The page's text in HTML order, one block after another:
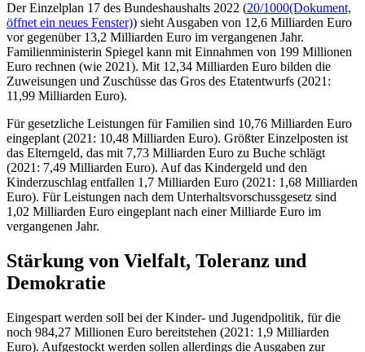
Der Einzelplan 17 des Bundeshaushalts 2022 (20/1000(Dokument,
öffnet ein neues Fenster)) sieht Ausgaben von 12,6 Milliarden Euro
vor gegenüber 13,2 Milliarden Euro im vergangenen Jahr.
Familienministerin Spiegel kann mit Einnahmen von 199 Millionen
Euro rechnen (wie 2021). Mit 12,34 Milliarden Euro bilden die
Zuweisungen und Zuschüsse das Gros des Etatentwurfs (2021:
11,99 Milliarden Euro).
Für gesetzliche Leistungen für Familien sind 10,76 Milliarden Euro
eingeplant (2021: 10,48 Milliarden Euro). Größter Einzelposten ist
das Elterngeld, das mit 7,73 Milliarden Euro zu Buche schlägt
(2021: 7,49 Milliarden Euro). Auf das Kindergeld und den
Kinderzuschlag entfallen 1,7 Milliarden Euro (2021: 1,68 Milliarden
Euro). Für Leistungen nach dem Unterhaltsvorschussgesetz sind
1,02 Milliarden Euro eingeplant nach einer Milliarde Euro im
vergangenen Jahr.
Stärkung von Vielfalt, Toleranz und
Demokratie
Eingespart werden soll bei der Kinder- und Jugendpolitik, für die
noch 984,27 Millionen Euro bereitstehen (2021: 1,9 Milliarden
Euro). Aufgestockt werden sollen allerdings die Ausgaben zur